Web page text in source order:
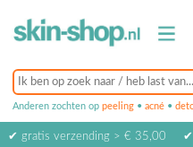
Anderen zochten op peeling • acné •
✔ gratis verzending > € 35,00 ✔